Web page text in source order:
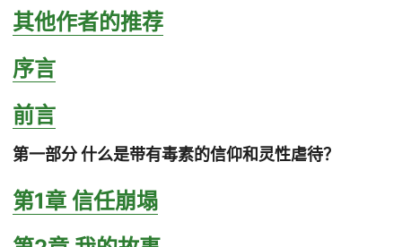
其他作者的推荐
序言
前言
第一部分 什么是带有毒素的信仰和灵性虐待？
第1章 信任崩塌